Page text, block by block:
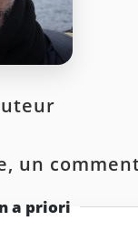
un
a priori